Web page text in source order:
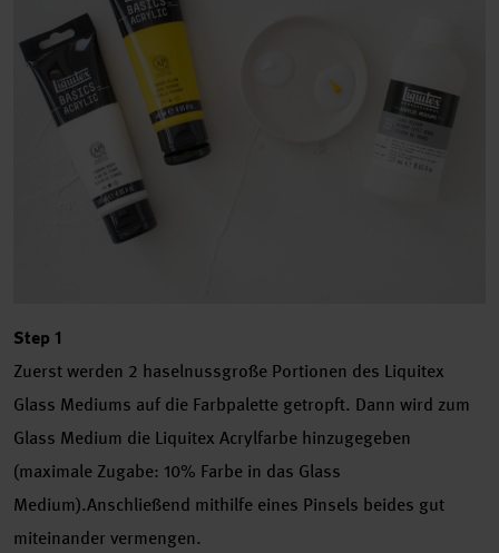
Step 1
Zuerst werden 2 haselnussgroße Portionen des Liquitex
Glass Mediums auf die Farbpalette getropft. Dann wird zum
Glass Medium die Liquitex Acrylfarbe hinzugegeben
(maximale Zugabe: 10% Farbe in das Glass
Medium).Anschließend mithilfe eines Pinsels beides gut
miteinander vermengen.